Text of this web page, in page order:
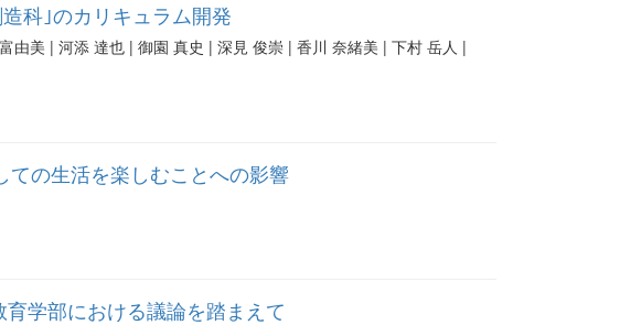
科｣のカリキュラム開発
由美 | 河添 達也 | 御園 真史 | 深見 俊崇 | 香川 奈緒美 | 下村 岳人 |
の生活を楽しむことへの影響
学部における議論を踏まえて